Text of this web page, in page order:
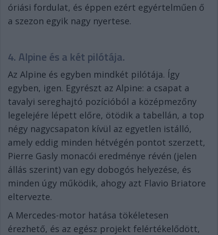
óriási fordulat, és éppen ezért egyértelműen ő
a szezon egyik nagy nyertese.
4. Alpine és a két pilótája.
Az Alpine és egyben mindkét pilótája. Így
egyben, igen. Egyrészt az Alpine: a csapat a
tavalyi sereghajtó pozícióból a középmezőny
legelejére lépett előre, ötödik a tabellán, a top
négy nagycsapaton kívül az egyetlen istálló,
amely eddig minden hétvégén pontot szerzett,
Pierre Gasly monacói eredménye révén (jelen
állás szerint) van egy dobogós helyezése, és
minden úgy működik, ahogy azt Flavio Briatore
eltervezte.
A Mercedes-motor hatása tökéletesen
érezhető, és az egész projekt felértékelődött,